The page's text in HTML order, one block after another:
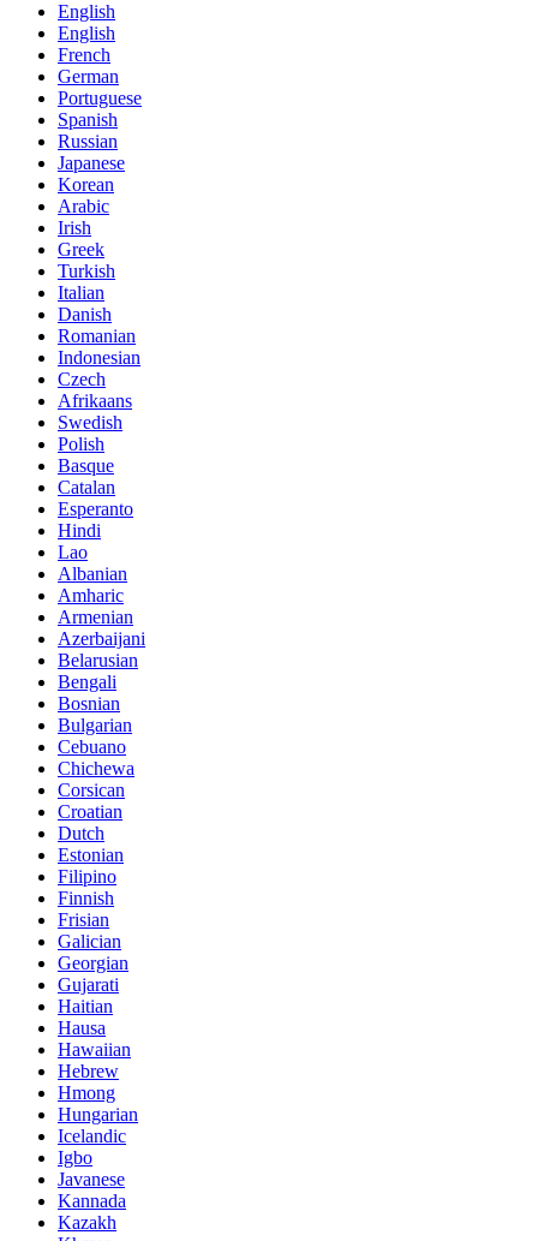
English
English
French
German
Portuguese
Spanish
Russian
Japanese
Korean
Arabic
Irish
Greek
Turkish
Italian
Danish
Romanian
Indonesian
Czech
Afrikaans
Swedish
Polish
Basque
Catalan
Esperanto
Hindi
Lao
Albanian
Amharic
Armenian
Azerbaijani
Belarusian
Bengali
Bosnian
Bulgarian
Cebuano
Chichewa
Corsican
Croatian
Dutch
Estonian
Filipino
Finnish
Frisian
Galician
Georgian
Gujarati
Haitian
Hausa
Hawaiian
Hebrew
Hmong
Hungarian
Icelandic
Igbo
Javanese
Kannada
Kazakh